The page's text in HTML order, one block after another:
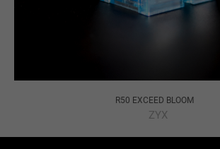
R50 EXCEED BLOOM
ZYX